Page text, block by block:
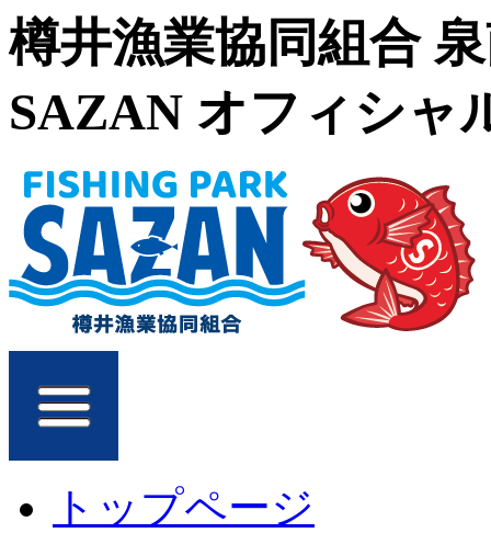
樽井漁業協同組合
SAZAN オフィシャ
トップページ